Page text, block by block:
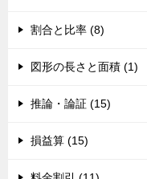
割合と比率 (8)
図形の長さと面積 (1)
推論・論証 (15)
損益算 (15)